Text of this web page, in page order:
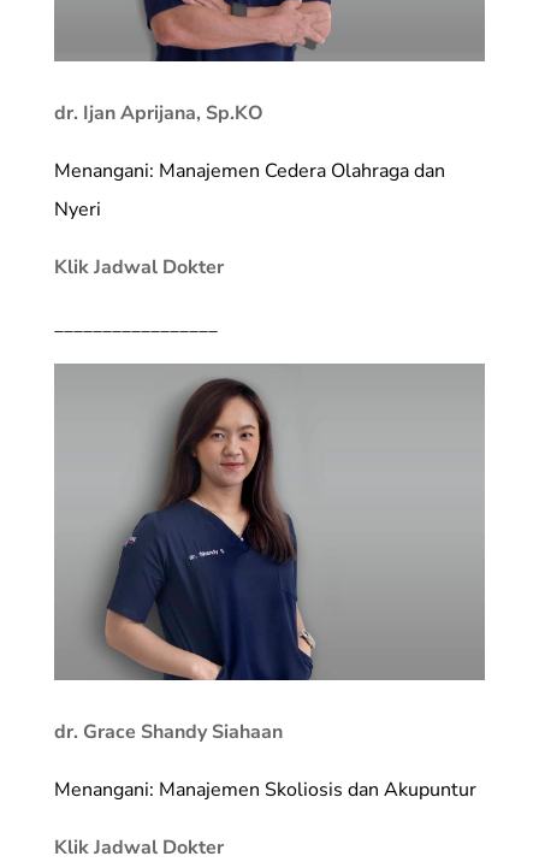
dr. Ijan Aprijana, Sp.KO
Menangani: Manajemen Cedera Olahraga dan
Nyeri
Klik Jadwal Dokter
_________________
dr. Grace Shandy Siahaan
Menangani: Manajemen Skoliosis dan Akupuntur
Klik Jadwal Dokter